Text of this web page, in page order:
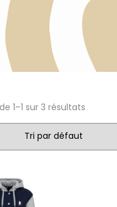
1–1 sur 3 résultats